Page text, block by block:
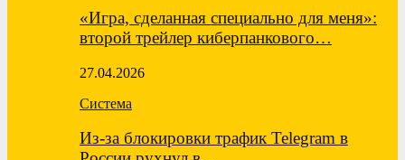
«Игра, сделанная специально для меня»:
второй трейлер киберпанкового…
27.04.2026
Система
Из-за блокировки трафик Telegram в